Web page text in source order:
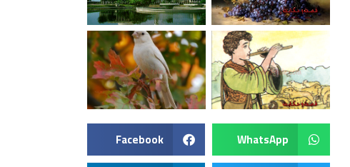
WhatsApp
Facebook